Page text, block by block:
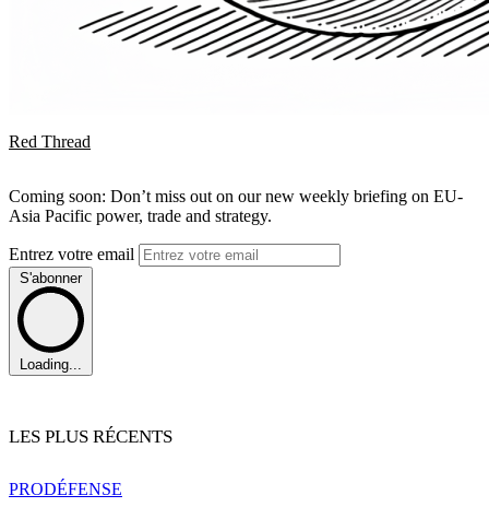
Red Thread
Coming soon: Don’t miss out on our new weekly briefing on EU-
Asia Pacific power, trade and strategy.
Entrez votre email
S'abonner
Loading...
LES PLUS RÉCENTS
PRODÉFENSE